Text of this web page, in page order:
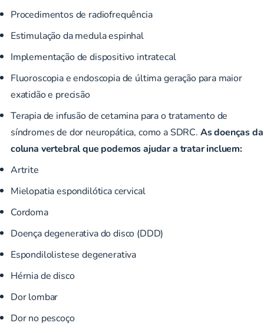
Procedimentos de radiofrequência
Estimulação da medula espinhal
Implementação de dispositivo intratecal
Fluoroscopia e endoscopia de última geração para maior
exatidão e precisão
Terapia de infusão de cetamina para o tratamento de
síndromes de dor neuropática, como a SDRC. As doenças da
coluna vertebral que podemos ajudar a tratar incluem:
Artrite
Mielopatia espondilótica cervical
Cordoma
Doença degenerativa do disco (DDD)
Espondilolistese degenerativa
Hérnia de disco
Dor lombar
Dor no pescoço